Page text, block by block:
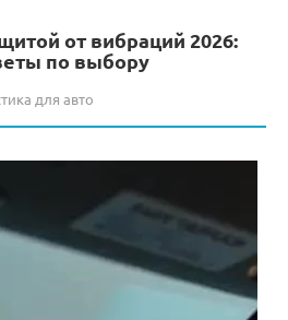
от вибраций 2026:
по выбору
для авто